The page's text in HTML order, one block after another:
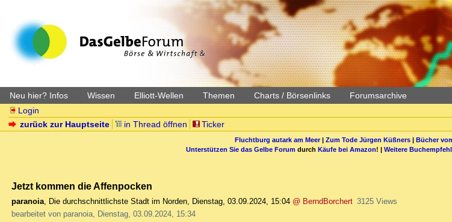
Neu hier? Infos Wissen Elliott-Wellen Themen Charts / Börsenlinks Forumsarchive
Login
zurück zur Hauptseite
in Thread öffnen Ticker
Fluchtburg autark am Meer| Zum Tode Jürgen Küßners| Bücher
Unterstützen Sie das Gelbe Forum durch Käufe bei Amazon! | Weitere
Jetzt kommen die Affenpocken
paranoia, Die durchschnittlichste Stadt im Norden, Dienstag, 03.09.2024, 15:04 @ BerndBorchert 3125 Views
bearbeitet von paranoia, Dienstag, 03.09.2024, 15:34